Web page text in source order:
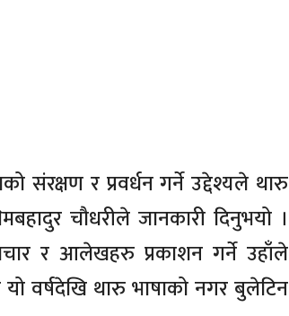
संरक्षण र प्रवर्धन गर्ने उद्देश्यले थारु
चौधरीले जानकारी दिनुभयो ।
र आलेखहरु प्रकाशन गर्ने उहाँले
वर्षदेखि थारु भाषाको नगर बुलेटिन